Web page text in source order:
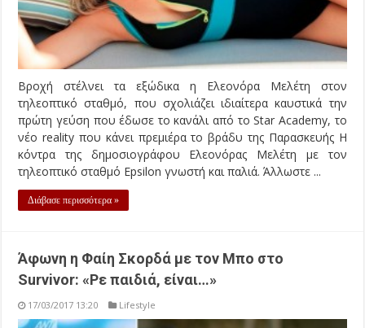
Βροχή στέλνει τα εξώδικα η Ελεονόρα Μελέτη στον
τηλεοπτικό σταθμό, που σχολιάζει ιδιαίτερα καυστικά την
πρώτη γεύση που έδωσε το κανάλι από το Star Academy, το
νέο reality που κάνει πρεμιέρα το βράδυ της Παρασκευής Η
κόντρα της δημοσιογράφου Ελεονόρας Μελέτη με τον
τηλεοπτικό σταθμό Epsilon γνωστή και παλιά. Άλλωστε ...
Διάβασε περισσότερα »
Άφωνη η Φαίη Σκορδά με τον Μπο στο
Survivor: «Ρε παιδιά, είναι…»
17/03/2017 13:20 Lifestyle